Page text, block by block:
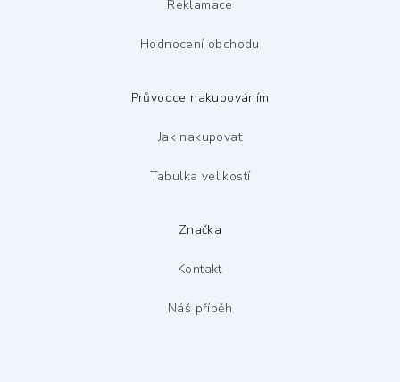
Reklamace
Hodnocení obchodu
Průvodce nakupováním
Jak nakupovat
Tabulka velikostí
Značka
Kontakt
Náš příběh